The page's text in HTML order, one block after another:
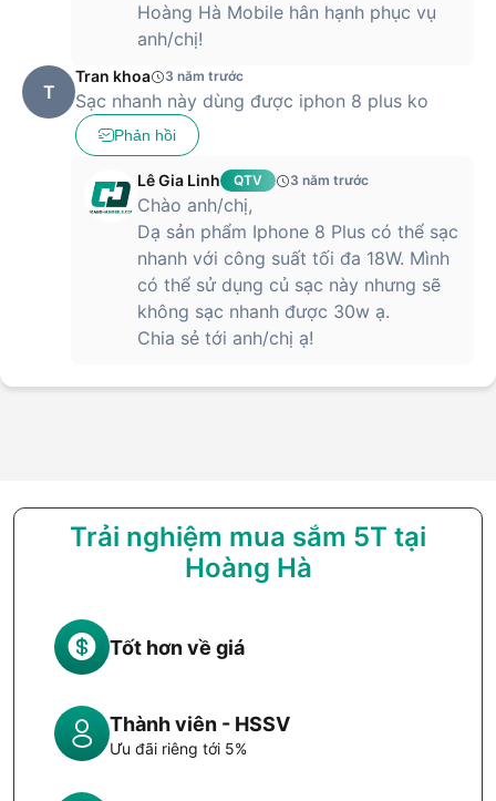
Hoàng Hà Mobile hân hạnh phục vụ
anh/chị!
T
Tran khoa 3 năm trước
Sạc nhanh này dùng được iphon 8 plus ko
Phản hồi
Lê Gia Linh QTV 3 năm trước
Chào anh/chị,
Dạ sản phẩm Iphone 8 Plus có thể sạc
nhanh với công suất tối đa 18W. Mình
có thể sử dụng củ sạc này nhưng sẽ
không sạc nhanh được 30w ạ.
Chia sẻ tới anh/chị ạ!
Trải nghiệm mua sắm 5T tại
Hoàng Hà
Tốt hơn về giá
Thành viên - HSSV
Ưu đãi riêng tới 5%